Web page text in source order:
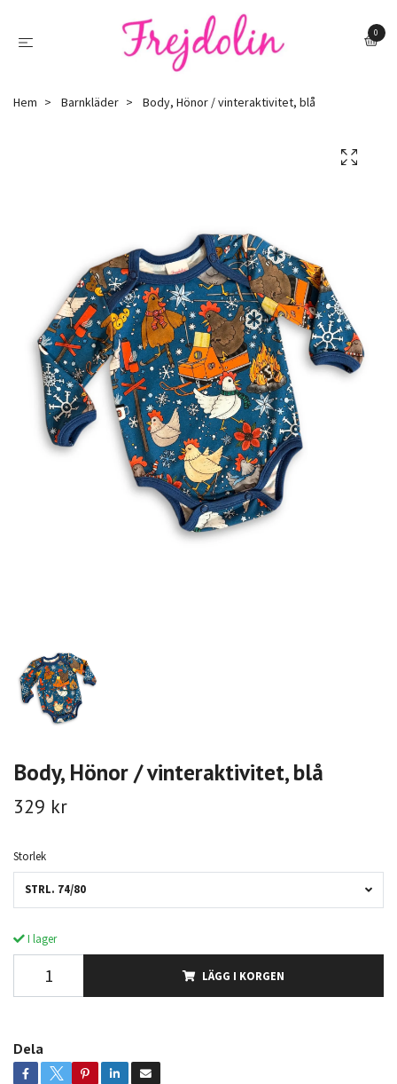
0
Hem Barnkläder Body, Hönor / vinteraktivitet, blå
Body, Hönor / vinteraktivitet, blå
329 kr
Storlek
STRL. 74/80
I lager
LÄGG I KORGEN
Dela